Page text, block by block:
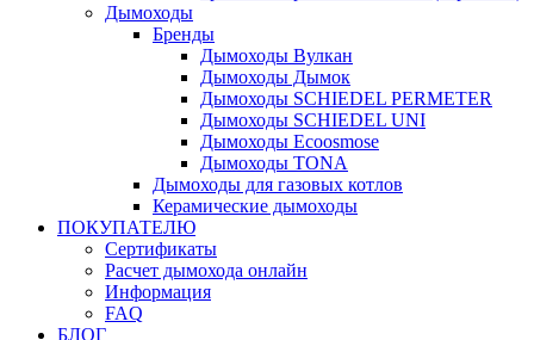
Дымоходы
Бренды
Дымоходы Вулкан
Дымоходы Дымок
Дымоходы SCHIEDEL PERMETER
Дымоходы SCHIEDEL UNI
Дымоходы Ecoosmose
Дымоходы TONA
Дымоходы для газовых котлов
Керамические дымоходы
ПОКУПАТЕЛЮ
Сертификаты
Расчет дымохода онлайн
Информация
FAQ
БЛОГ